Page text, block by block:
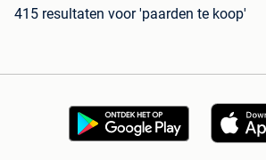
415 resultaten voor 'paarden te koop'